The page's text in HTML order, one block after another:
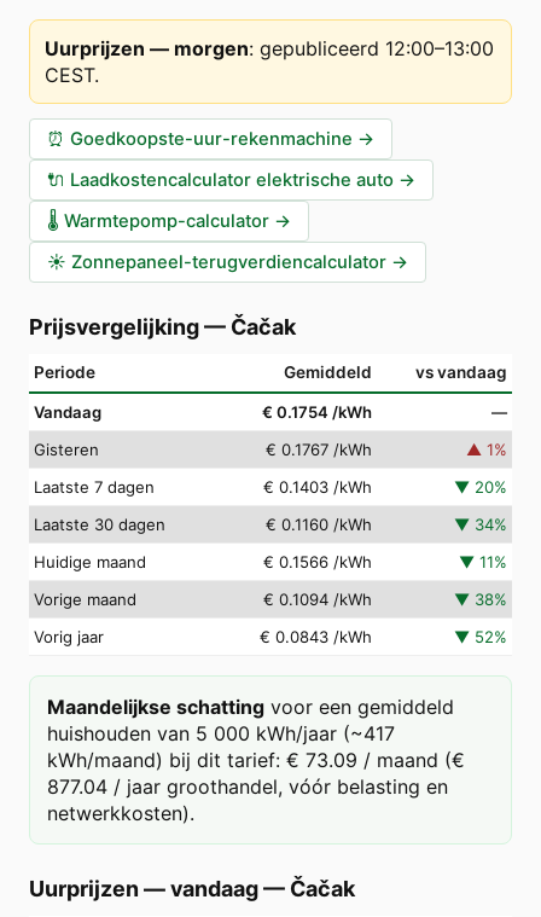
Uurprijzen — morgen: gepubliceerd 12:00–13:00
CEST.
⏰ Goedkoopste-uur-rekenmachine →
🔌 Laadkostencalculator elektrische auto →
🌡️ Warmtepomp-calculator →
☀️ Zonnepaneel-terugverdiencalculator →
Prijsvergelijking— Čačak
Periode Gemiddeld vs vandaag
Vandaag € 0.1754 /kWh
—
Gisteren
€ 0.1767 /kWh ▲ 1%
Laatste 7 dagen
€ 0.1403 /kWh ▼ 20%
Laatste 30 dagen
€ 0.1160 /kWh ▼ 34%
Huidige maand
€ 0.1566 /kWh ▼ 11%
Vorige maand
€ 0.1094 /kWh ▼ 38%
Vorig jaar
€ 0.0843 /kWh ▼ 52%
Maandelijkse schatting voor een gemiddeld
huishouden van 5 000 kWh/jaar (~417
kWh/maand) bij dit tarief: € 73.09 / maand (€
877.04 / jaar groothandel, vóór belasting en
netwerkkosten).
Uurprijzen — vandaag— Čačak